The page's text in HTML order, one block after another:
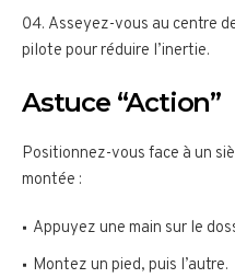
Asseyez-vous au centre
pilote pour réduire l’inertie.
Astuce “Action”
Positionnez-vous face à un
montée :
Appuyez une main sur le
Montez un pied, puis l’autre.